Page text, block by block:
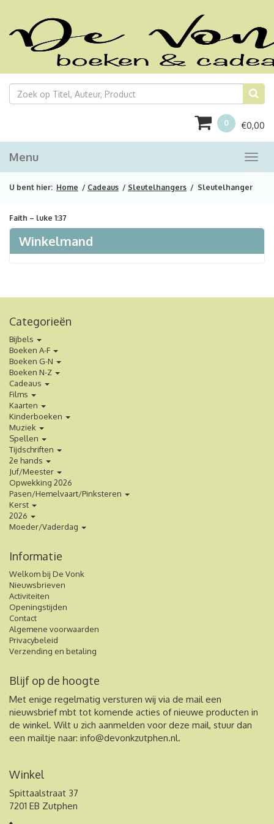
0 €0,00
Menu
U bent hier: Home / Cadeaus / Sleutelhangers / Sleutelhanger
Faith – luke 1:37
Winkelmand
Categorieën
Bijbels
Boeken A-F
Boeken G-N
Boeken N-Z
Cadeaus
Films
Kaarten
Kinderboeken
Muziek
Spellen
Tijdschriften
2e hands
Juf/Meester
Opwekking 2026
Pasen/Hemelvaart/Pinksteren
Kerst
2026
Moeder/Vaderdag
Informatie
Welkom bij De Vonk
Nieuwsbrieven
Activiteiten
Openingstijden
Contact
Algemene voorwaarden
Privacybeleid
Verzending en betaling
Blijf op de hoogte
Met enige regelmatig versturen wij via de mail een
nieuwsbrief mbt tot komende acties of nieuwe producten in
de winkel. Wilt u zich aanmelden voor deze mail, stuur dan
een mailtje naar: info@devonkzutphen.nl.
Winkel
Spittaalstraat 37
7201 EB Zutphen